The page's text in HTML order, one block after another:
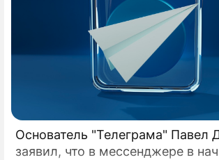
Основатель "Телеграма" Павел
заявил, что в мессенджере в